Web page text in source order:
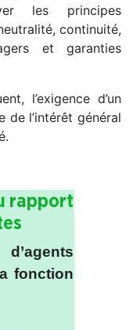
les principes
continuité,
et garanties
l’exigence d’un
de l’intérêt général
rapport
fonction